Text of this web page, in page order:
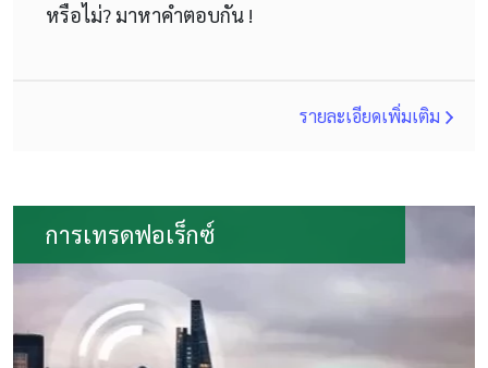
หรือไม่? มาหาคำตอบกัน !
รายละเอียดเพิ่มเติม
การเทรดฟอเร็กซ์